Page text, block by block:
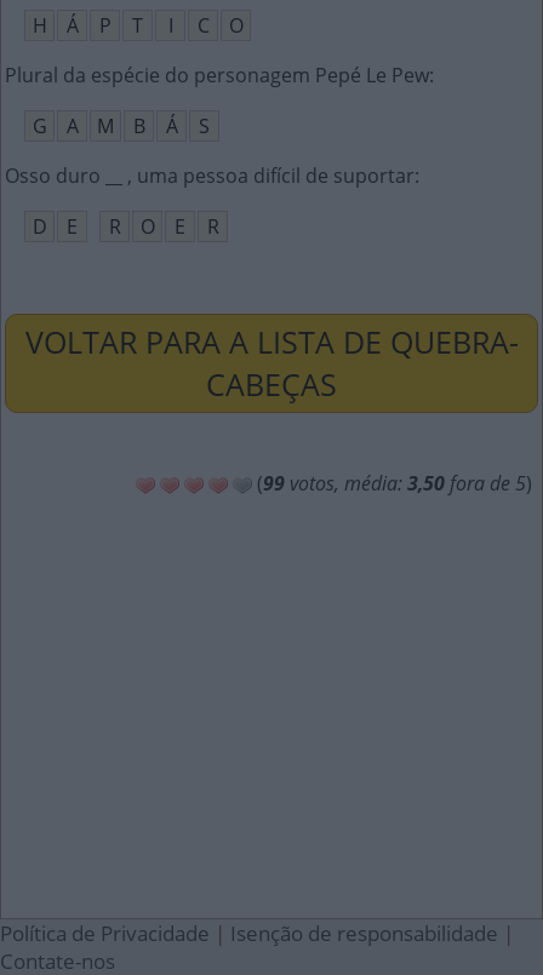
H
Á P T I C
O
Plural da espécie do personagem Pepé Le Pew:
G
A M B Á
S
Osso duro __ , uma pessoa difícil de suportar:
D
E R O E R
VOLTAR PARA A LISTA DE QUEBRA-
CABEÇAS
(99 votos, média: 3,50 fora de 5)
Política de Privacidade | Isenção de responsabilidade |
Contate-nos